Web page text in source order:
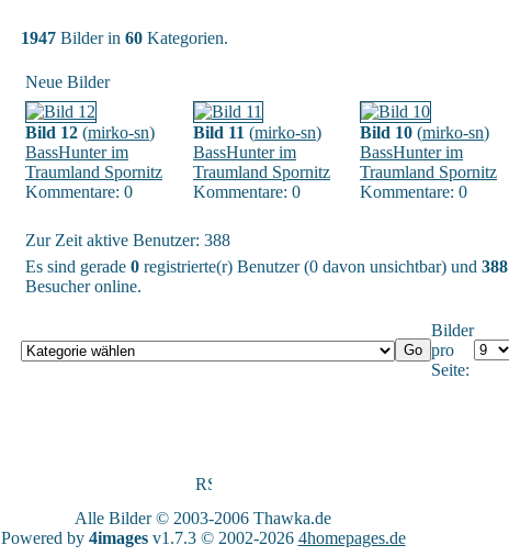
1947 Bilder in 60 Kategorien.
Neue Bilder
Bild 12 (mirko-sn)
BassHunter im
Traumland Spornitz
Kommentare: 0
Bild 11 (mirko-sn)
BassHunter im
Traumland Spornitz
Kommentare: 0
Bild 10 (mirko-sn)
BassHunter im
Traumland Spornitz
Kommentare: 0
Zur Zeit aktive Benutzer: 388
Es sind gerade 0 registrierte(r) Benutzer (0 davon unsichtbar) und 388
Besucher online.
Bilder
pro
Seite:
Alle Bilder © 2003-2006 Thawka.de
Powered by 4imagesv1.7.3 © 2002-2026 4homepages.de